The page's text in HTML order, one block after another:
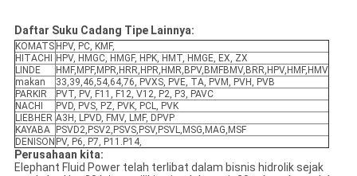
Daftar Suku Cadang Tipe Lainnya:
KOMATS HPV, PC, KMF,
HITACHI
HPV, HMGC, HMGF, HPK, HMT, HMGE, EX, ZX
LINDE
HMF,MPF,MPR,HRR,HPR,HMR,BPV,BMFBMV,BRR,HPV,HMF,HMV
makan
33,39,46,54,64,76, PVXS, PVE, TA, PVM, PVH, PVB
PARKIR
PVT, PV, F11, F12, V12, P2, P3, PAVC
NACHI
PVD, PVS, PZ, PVK, PCL, PVK
LIEBHER A3H, LPVD, FMV, LMF, DPVP
KAYABA
PSVD2,PSV2,PSVS,PSV,PSVL,MSG,MAG,MSF
DENISON PV, P6, P7, P11.P14,
Perusahaan kita:
Elephant Fluid Power telah terlibat dalam bisnis hidrolik sejak